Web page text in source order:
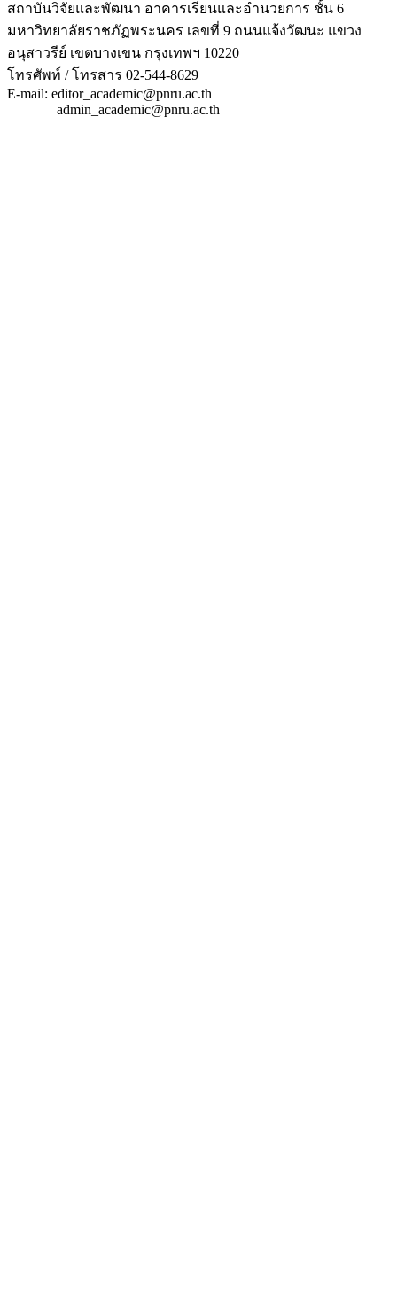
สถาบันวิจัยและพัฒนา อาคารเรียนและอำนวยการ ชั้น 6
มหาวิทยาลัยราชภัฏพระนคร เลขที่ 9 ถนนแจ้งวัฒนะ แขวง
อนุสาวรีย์ เขตบางเขน กรุงเทพฯ 10220
โทรศัพท์ / โทรสาร 02-544-8629
E-mail: editor_academic@pnru.ac.th
admin_academic@pnru.ac.th